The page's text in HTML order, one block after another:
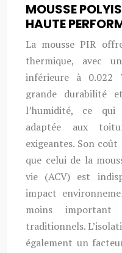
MOUSSE
HAUTE
La mousse PIR
thermique, avec
inférieure à 0.022
grande durabilité
l’humidité, ce
adaptée aux
exigeantes. Son
que celui de la
vie (ACV) est
impact
moins
traditionnels.
également un